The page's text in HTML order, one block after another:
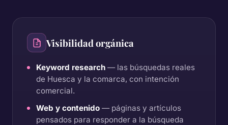
Visibilidad orgánica
Keyword research — las búsquedas reales
de Huesca y la comarca, con intención
comercial.
Web y contenido — páginas y artículos
pensados para responder a la búsqueda